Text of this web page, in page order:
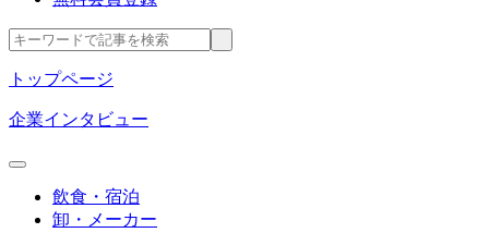
トップページ
企業インタビュー
飲食・宿泊
卸・メーカー